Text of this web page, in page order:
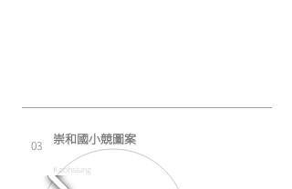
03
Kaohsiung
​崇和國小競圖案